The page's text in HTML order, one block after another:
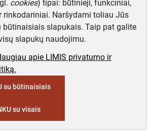
cookies) tipai: būtinieji, funkciniai,
rinkodariniai. Naršydami toliau Jūs
būtinaisiais slapukais. Taip pat galite
slapukų naudojimu.
apie LIMIS privatumo ir
su būtinaisiais
su visais